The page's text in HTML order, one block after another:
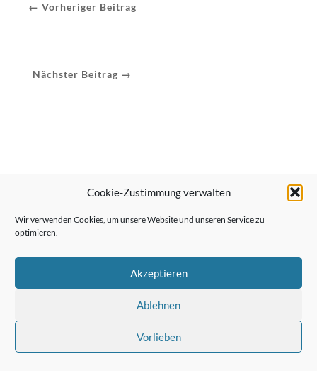
Cookie-Zustimmung verwalten
Wir verwenden Cookies, um unsere Website und unseren Service zu
optimieren.
Akzeptieren
Ablehnen
Vorlieben
← Vorheriger Beitrag
Nächster Beitrag →